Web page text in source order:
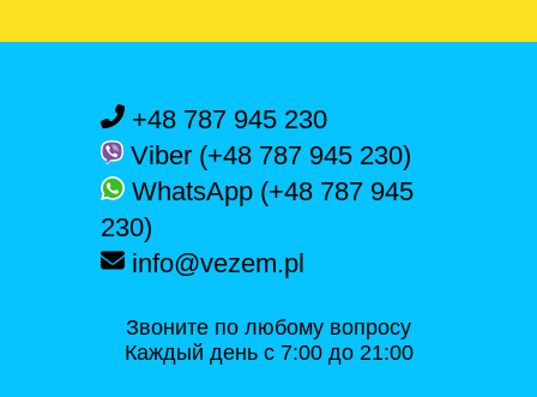
+48 787 945 230
Viber (+48 787 945 230)
WhatsApp (+48 787 945
230)
info@vezem.pl
Звоните по любому вопросу
Каждый день с 7:00 до 21:00